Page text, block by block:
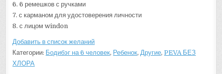
6. 6 ремешков с ручками
7. с карманом для удостоверения личности
8. с лицом windon
Добавить в список желаний
Категории: Бодибэг на 6 человек, Ребенок,Другие,PEVA БЕЗ
ХЛОРА